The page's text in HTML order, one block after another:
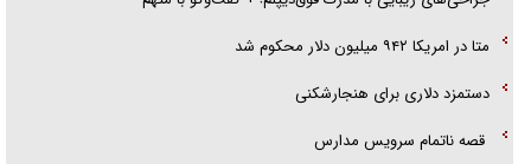
متا در امریکا ۹۴۲ میلیون دلار محکوم شد
دستمزد دلاری برای هنجارشکنی
قصه ناتمام سرویس مدارس